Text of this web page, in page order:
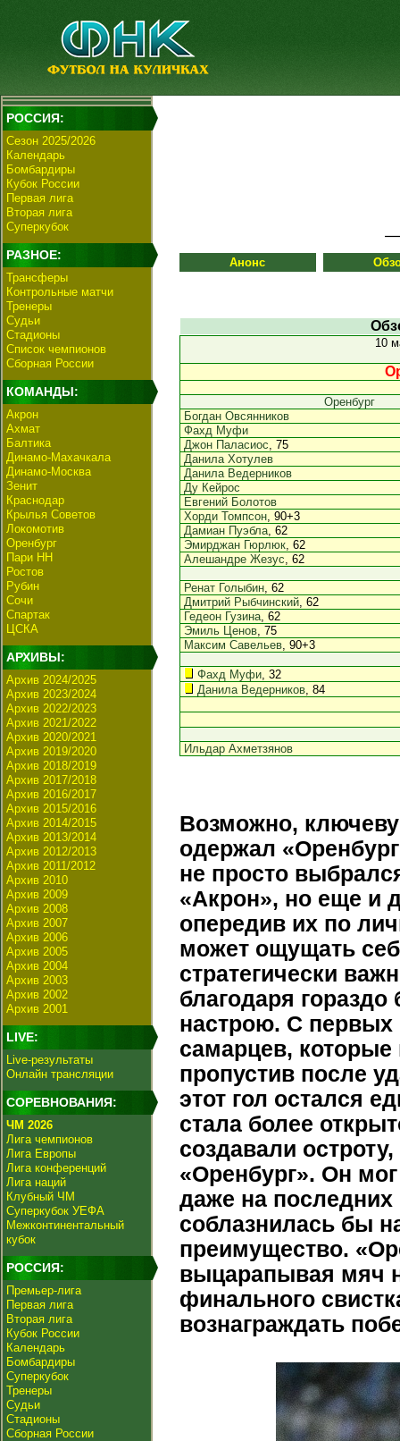
РОССИЯ:
Сезон 2025/2026
Календарь
Бомбардиры
Кубок России
Первая лига
Вторая лига
Суперкубок
РАЗНОЕ:
Трансферы
Контрольные матчи
Тренеры
Судьи
Стадионы
Список чемпионов
Сборная России
КОМАНДЫ:
Акрон
Ахмат
Балтика
Динамо-Махачкала
Динамо-Москва
Зенит
Краснодар
Крылья Советов
Локомотив
Оренбург
Пари НН
Ростов
Рубин
Сочи
Спартак
ЦСКА
АРХИВЫ:
Архив 2024/2025
Архив 2023/2024
Архив 2022/2023
Архив 2021/2022
Архив 2020/2021
Архив 2019/2020
Архив 2018/2019
Архив 2017/2018
Архив 2016/2017
Архив 2015/2016
Архив 2014/2015
Архив 2013/2014
Архив 2012/2013
Архив 2011/2012
Архив 2010
Архив 2009
Архив 2008
Архив 2007
Архив 2006
Архив 2005
Архив 2004
Архив 2003
Архив 2002
Архив 2001
LIVE:
Live-результаты
Онлайн трансляции
СОРЕВНОВАНИЯ:
ЧМ 2026
Лига чемпионов
Лига Европы
Лига конференций
Лига наций
Клубный ЧМ
Суперкубок УЕФА
Межконтинентальный
кубок
РОССИЯ:
Премьер-лига
Первая лига
Вторая лига
Кубок России
Календарь
Бомбардиры
Суперкубок
Тренеры
Судьи
Стадионы
Сборная России
Анонс
10
Оренбург
Богдан Овсянников
Фахд Муфи
Джон Паласиос, 75
Данила Хотулев
Данила Ведерников
Ду Кейрос
Евгений Болотов
Хорди Томпсон, 90+3
Дамиан Пуэбла, 62
Эмирджан Гюрлюк, 62
Алешандре Жезус, 62
Ренат Голыбин, 62
Дмитрий Рыбчинский, 62
Гедеон Гузина, 62
Эмиль Ценов, 75
Максим Савельев, 90+3
Фахд Муфи, 32
Данила Ведерников, 84
Ильдар Ахметзянов
Возможно,
одержал
не просто
«Акрон», но еще и
опередив их по
может ощущать
стратегически
благодаря
настрою. С первых
самарцев, которые
пропустив после
этот гол остался
стала более
создавали
«Оренбург». Он
даже на последних
соблазнилась бы
преимущество.
выцарапывая мяч
финального
вознаграждать